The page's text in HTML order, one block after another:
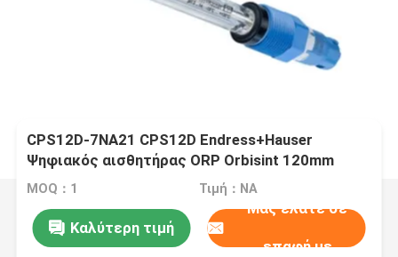
CPS12D-7NA21 CPS12D Endress+Hauser
Ψηφιακός αισθητήρας ORP Orbisint 120mm
Βασική έκδοση
MOQ：1 Τιμή：NA
Καλύτερη τιμή
Μας ελάτε σε
επαφή με